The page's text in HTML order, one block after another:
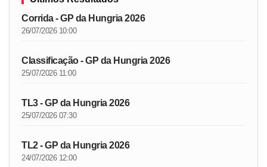
Corrida - GP da Hungria 2026
26/07/2026 10:00
Classificação - GP da Hungria 2026
25/07/2026 11:00
TL3 - GP da Hungria 2026
25/07/2026 07:30
TL2 - GP da Hungria 2026
24/07/2026 12:00